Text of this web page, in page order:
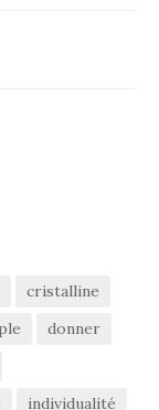
cristalline
donner
individualité